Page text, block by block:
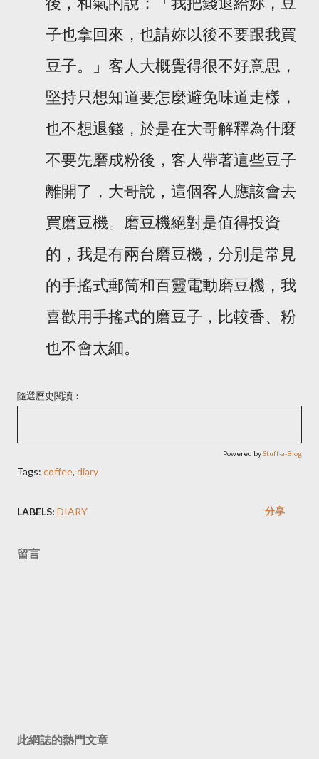
子也拿回來，也請妳以後不要跟我買
豆子。」客人大概覺得很不好意思，
堅持只想知道要怎麼避免味道走樣，
也不想退錢，於是在大哥解釋為什麼
不要先磨成粉後，客人帶著這些豆子
離開了，大哥說，這個客人應該會去
買磨豆機。磨豆機絕對是值得投資
的，我是有兩台磨豆機，分別是常見
的手搖式郵筒和百靈電動磨豆機，我
喜歡用手搖式的磨豆子，比較香、粉
也不會太細。
隨選歷史閱讀：
Powered byStuff-a-Blog
Tags: coffee, diary
LABELS: DIARY 分享
留言
此網誌的熱門文章